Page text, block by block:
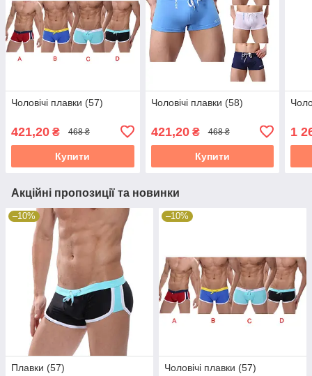
Чоловічі плавки (57)
421,20 ₴ 468 ₴
Купити
Чоловічі плавки (58)
421,20₴ 468 ₴
Купити
1
Акційні пропозиції та новинки
–10%
Плавки (57)
–10%
Чоловічі плавки (57)